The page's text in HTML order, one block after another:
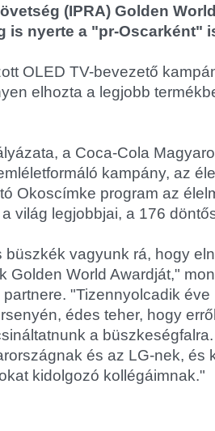
(IPRA) Golden
is nyerte a "pr-Oscarként"
OLED TV-bevezető
elhozta a legjobb
a Coca-Cola
kampány, az
Okoscímke program az
világ legjobbjai, a 176
büszkék vagyunk rá, hogy
Golden World Awardját,"
"Tizennyolcadik
édes teher, hogy
a
és az LG-nek, és
kidolgozó kollégáimnak."